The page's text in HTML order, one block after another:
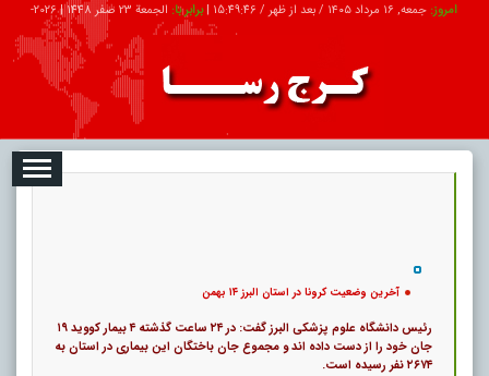
امروز: جمعه, ۱۶ مرداد ۱۴۰۵ / بعد از ظهر / 15:49:47
|برابر با: الجمعة 23 صفر 1448 |
2026-
تبلیغات درباره ما ارتباط با ما
آخرین وضعیت کرونا در استان البرز ۱۴ بهمن
رئیس دانشگاه علوم پزشکی البرز گفت: در ۲۴ ساعت گذشته ۴ بیمار کووید ۱۹
جان خود را از دست داده اند و مجموع جان باختگان این بیماری در استان به
۲۶۷۴ نفر رسیده است.